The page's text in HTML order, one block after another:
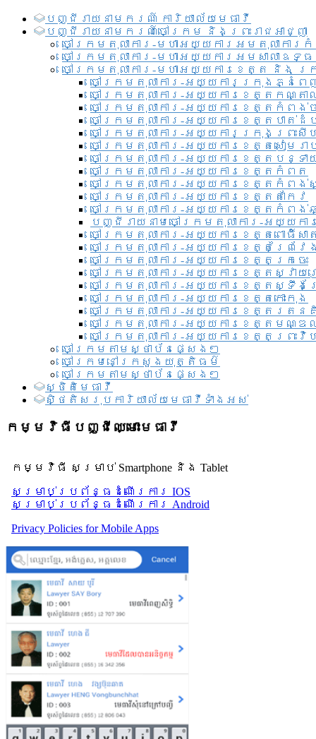
បញ្ជី​រាយ​នាមករណ៍ ការិយាល័យ​មេធាវី​
បញ្ជី​រាយ​នាមករណ៍​ចៅក្រម និងព្រះរាជអាជ្ញា
ចៅក្រមតុលាការ-មហាអយ្យការអមតុលាការ
ចៅក្រមតុលាការ-មហាអយ្យការអមសាលាឧទ្
ចៅក្រមតុលាការ-មហាអយ្យការខេត្ត និង ក្
ចៅក្រមតុលាការ-អយ្យការក្រុងភ្នំពេ
ចៅក្រមតុលាការ-អយ្យការខេត្តកណ្តា
ចៅក្រមតុលាការ-អយ្យការខេត្តកំពង់ច
ចៅក្រមតុលាការ-អយ្យការខេត្តបាត់ដំ
ចៅក្រមតុលាការ-អយ្យការ​ក្រុងព្រះសី
ចៅក្រមតុលាការ-អយ្យការខេត្តសៀមរា
ចៅក្រមតុលាការ-អយ្យការខេត្តបន្ទា
ចៅក្រមតុលាការ-អយ្យការខេត្តកំពត
ចៅក្រមតុលាការ-អយ្យការខេត្តកំពង់
ចៅក្រមតុលាការ-អយ្យការខេត្តតាកែវ
ចៅក្រមតុលាការ-អយ្យការខេត្តកំពង់
បញ្ជីរាយនាមចៅក្រមតុលាការ-អយ្យក
ចៅក្រមតុលាការ-អយ្យការខេត្តពោធិ៍សា
ចៅក្រមតុលាការ-អយ្យការខេត្តព្រៃវែ
ចៅក្រមតុលាការ-អយ្យការខេត្តក្រចេះ
ចៅក្រមតុលាការ-អយ្យការខេត្តស្វាយ
ចៅក្រមតុលាការ-អយ្យការខេត្តស្ទឹង
ចៅក្រមតុលាការ-អយ្យការខេត្តកោះកុង
ចៅក្រមតុលាការ-អយ្យការខេត្តរតន
ចៅក្រមតុលាការ-អយ្យការខេត្តមណ្
ចៅក្រមតុលាការ-អយ្យការខេត្តព្រះវិហ
ចៅក្រមតាមស្ថាប័នផ្សេងៗ
ចៅក្រមនៅក្រសួងយុត្តិធម៌
ចៅក្រមតាមស្ថាប័នផ្សេងៗ
ស្ថិតិមេធាវី
សិ្ថតិសរុបការិយាល័យមេធាវីទាំងអស់​
កម្មវិធីបញ្ជីឈ្មោះមេធាវី
កម្មវិធី សម្រាប់ Smartphone និង Tablet
សម្រាប់​ប្រព័ន្ធដំណើរការ IOS
សម្រាប់​ប្រព័ន្ធដំណើរការ Android
Privacy Policies for Mobile Apps